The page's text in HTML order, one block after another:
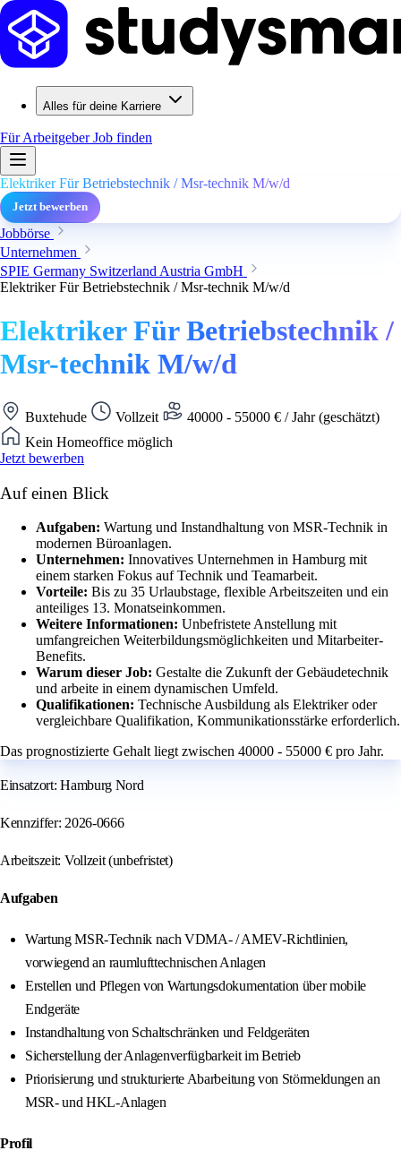
Alles für deine Karriere
Für ArbeitgeberJob finden
Elektriker Für Betriebstechnik / Msr-technik M/w/d
Jetzt bewerben
Jobbörse
Unternehmen
SPIE Germany Switzerland Austria GmbH
Elektriker Für Betriebstechnik / Msr-technik M/w/d
Elektriker Für Betriebstechnik /
Msr-technik M/w/d
Buxtehude Vollzeit
40000 - 55000 € / Jahr (geschätzt)
Kein Homeoffice möglich
Jetzt bewerben
Auf einen Blick
Aufgaben: Wartung und Instandhaltung von MSR-Technik in
modernen Büroanlagen.
Unternehmen: Innovatives Unternehmen in Hamburg mit
einem starken Fokus auf Technik und Teamarbeit.
Vorteile: Bis zu 35 Urlaubstage, flexible Arbeitszeiten und ein
anteiliges 13. Monatseinkommen.
Weitere Informationen: Unbefristete Anstellung mit
umfangreichen Weiterbildungsmöglichkeiten und Mitarbeiter-
Benefits.
Warum dieser Job: Gestalte die Zukunft der Gebäudetechnik
und arbeite in einem dynamischen Umfeld.
Qualifikationen: Technische Ausbildung als Elektriker oder
vergleichbare Qualifikation, Kommunikationsstärke erforderlich.
Das prognostizierte Gehalt liegt zwischen 40000 - 55000 € pro Jahr.
Einsatzort: Hamburg Nord
Kennziffer: 2026-0666
Arbeitszeit: Vollzeit (unbefristet)
Aufgaben
Wartung MSR-Technik nach VDMA- / AMEV-Richtlinien,
vorwiegend an raumlufttechnischen Anlagen
Erstellen und Pflegen von Wartungsdokumentation über mobile
Endgeräte
Instandhaltung von Schaltschränken und Feldgeräten
Sicherstellung der Anlagenverfügbarkeit im Betrieb
Priorisierung und strukturierte Abarbeitung von Störmeldungen an
MSR- und HKL-Anlagen
Profil